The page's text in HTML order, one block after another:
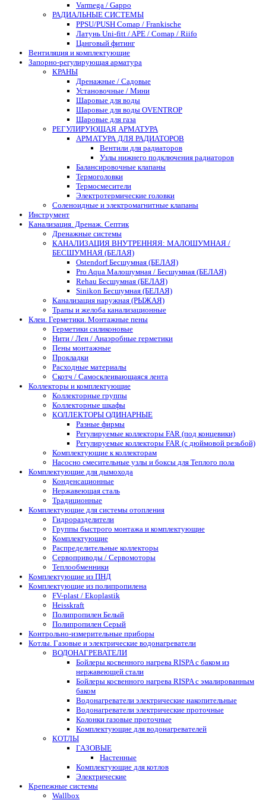
Varmega / Gappo
РАДИАЛЬНЫЕ СИСТЕМЫ
PPSU/PUSH Comap / Frankische
Латунь Uni-fitt / APE / Comap / Riifo
Цанговый фитинг
Вентиляция и комплектующие
Запорно-регулирующая арматура
КРАНЫ
Дренажные / Садовые
Установочные / Мини
Шаровые для воды
Шаровые для воды OVENTROP
Шаровые для газа
РЕГУЛИРУЮЩАЯ АРМАТУРА
АРМАТУРА ДЛЯ РАДИАТОРОВ
Вентили для радиаторов
Узлы нижнего подключения радиаторов
Балансировочные клапаны
Термоголовки
Термосмесители
Электротермические головки
Соленоидные и электромагнитные клапаны
Инструмент
Канализация. Дренаж. Септик
Дренажные системы
КАНАЛИЗАЦИЯ ВНУТРЕННЯЯ: МАЛОШУМНАЯ /
БЕСШУМНАЯ (БЕЛАЯ)
Ostendorf Бесшумная (БЕЛАЯ)
Pro Aqua Малошумная / Бесшумная (БЕЛАЯ)
Rehau Бесшумная (БЕЛАЯ)
Sinikon Бесшумная (БЕЛАЯ)
Канализация наружная (РЫЖАЯ)
Трапы и желоба канализационные
Клеи. Герметики. Монтажные пены
Герметики силиконовые
Нити / Лен / Анаэробные герметики
Пены монтажные
Прокладки
Расходные материалы
Скотч / Самосклеивающаяся лента
Коллекторы и комплектующие
Коллекторные группы
Коллекторные шкафы
КОЛЛЕКТОРЫ ОДИНАРНЫЕ
Разные фирмы
Регулируемые коллекторы FAR (под концевики)
Регулируемые коллекторы FAR (с дюймовой резьбой)
Комплектующие к коллекторам
Насосно смесительные узлы и боксы для Теплого пола
Комплектующие для дымохода
Конденсационные
Нержавеющая сталь
Традиционные
Комплектующие для системы отопления
Гидроразделители
Группы быстрого монтажа и комплектующие
Комплектующие
Распределительные коллекторы
Сервоприводы / Сервомоторы
Теплообменники
Комплектующие из ПНД
Комплектующие из полипропилена
FV-plast / Ekoplastik
Heisskraft
Полипропилен Белый
Полипропилен Серый
Контрольно-измерительные приборы
Котлы. Газовые и электрические водонагреватели
ВОДОНАГРЕВАТЕЛИ
Бойлеры косвенного нагрева RISPA с баком из
нержавеющей стали
Бойлеры косвенного нагрева RISPA с эмалированным
баком
Водонагреватели электрические накопительные
Водонагреватели электрические проточные
Колонки газовые проточные
Комплектующие для водонагревателей
КОТЛЫ
ГАЗОВЫЕ
Настенные
Комплектующие для котлов
Электрические
Крепежные системы
Wallbox